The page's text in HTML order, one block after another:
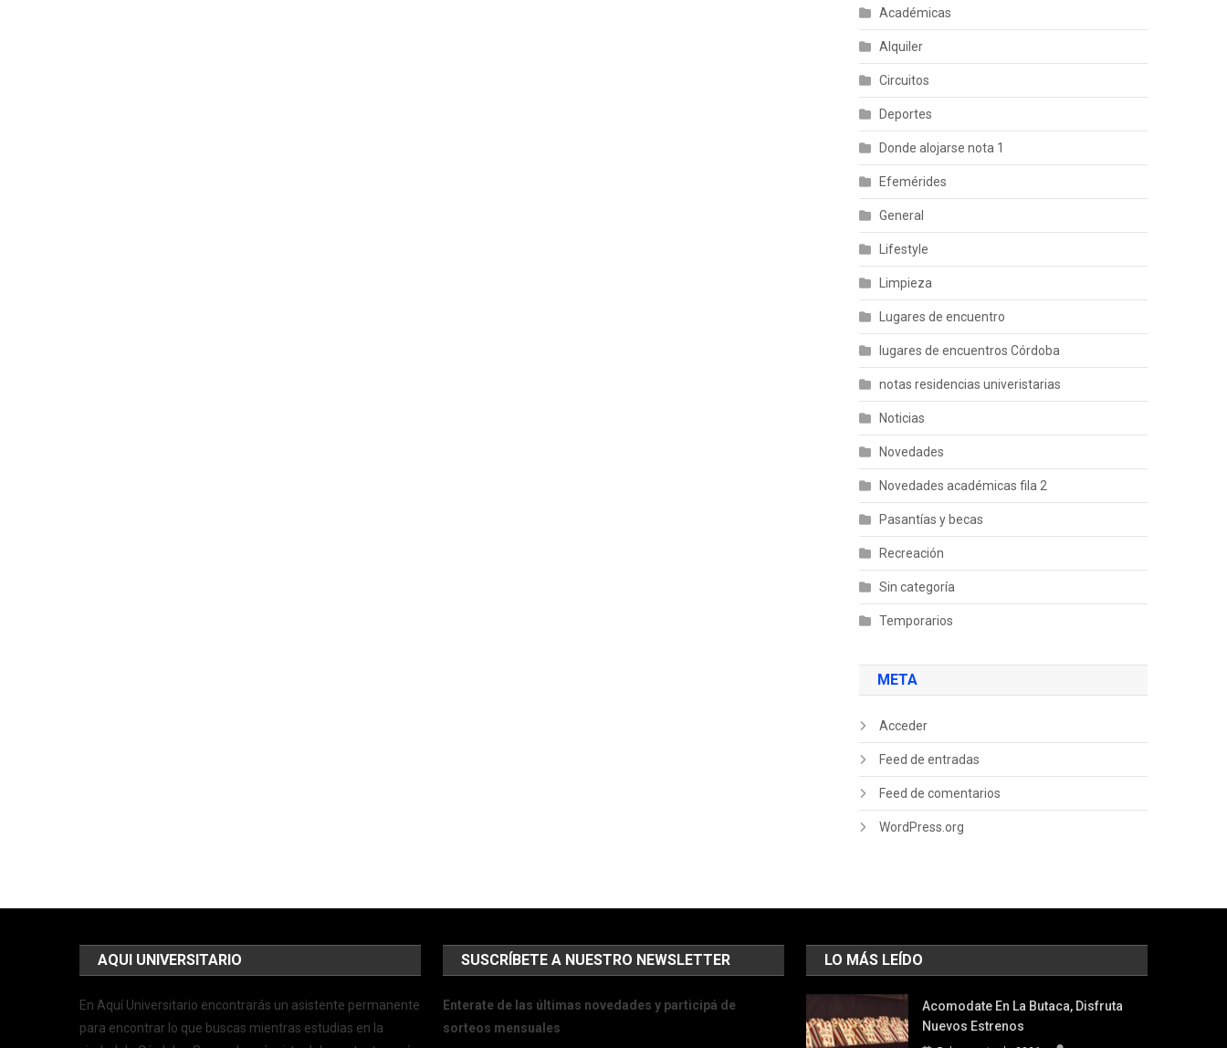
Académicas
Alquiler
Circuitos
Deportes
Donde alojarse nota 1
Efemérides
General
Lifestyle
Limpieza
Lugares de encuentro
lugares de encuentros Córdoba
notas residencias univeristarias
Noticias
Novedades
Novedades académicas fila 2
Pasantías y becas
Recreación
Sin categoría
Temporarios
META
Acceder
Feed de entradas
Feed de comentarios
WordPress.org
AQUI UNIVERSITARIO
En Aquí Universitario encontrarás un asistente permanente
para encontrar lo que buscas mientras estudias en la
SUSCRÍBETE A NUESTRO NEWSLETTER
Enterate de las últimas novedades y participá de
sorteos mensuales
LO MÁS LEÍDO
Acomodate En La Butaca, Disfruta
Nuevos Estrenos